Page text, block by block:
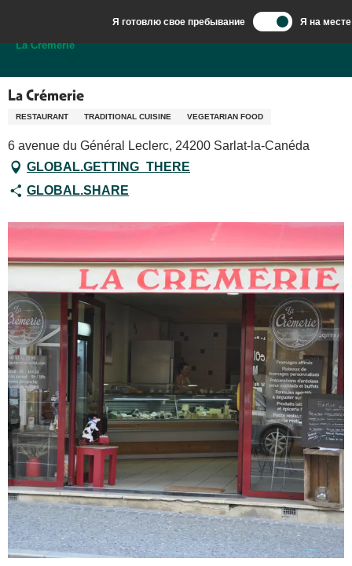
contenu
Я готовлю свое пребывание Я на месте
Добро пожаловать в Сарла, столицу Перигор-Нуар.
La Crémerie
La Crémerie
RESTAURANT TRADITIONAL CUISINE VEGETARIAN FOOD
6 avenue du Général Leclerc, 24200 Sarlat-la-Canéda
GLOBAL.GETTING_THERE
GLOBAL.SHARE